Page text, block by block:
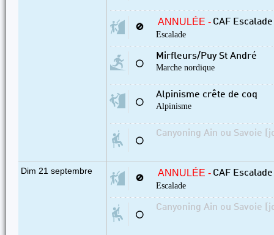
🚫 ANNULÉE - CAF
Escalade
⚪
Mirfleurs/Puy St André
Marche nordique
⚪
Alpinisme crête de coq
Alpinisme
⚪
Canyoning Ain ou Savoie
Dim 21 septembre
🚫 ANNULÉE - CAF
Escalade
⚪
Canyoning Ain ou Savoie